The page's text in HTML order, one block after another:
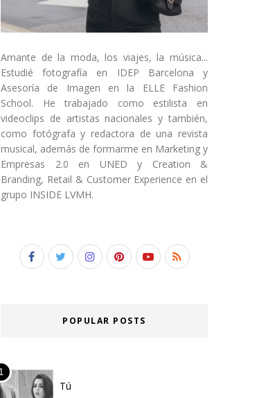
Amante de la moda, los viajes, la música...
Estudié fotografía en IDEP Barcelona y
Asesoría de Imagen en la ELLE Fashion
School. He trabajado como estilista en
videoclips de artistas nacionales y también,
como fotógrafa y redactora de una revista
musical, además de formarme en Marketing y
Empresas 2.0 en UNED y Creation &
Branding, Retail & Customer Experience en el
grupo INSIDE LVMH.
POPULAR POSTS
Tú